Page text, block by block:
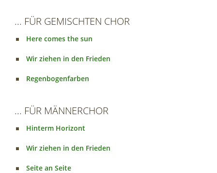
... FÜR GEMISCHTEN CHOR
Here comes the sun
Wir ziehen in den Frieden
Regenbogenfarben
... FÜR MÄNNERCHOR
Hinterm Horizont
Wir ziehen in den Frieden
Seite an Seite